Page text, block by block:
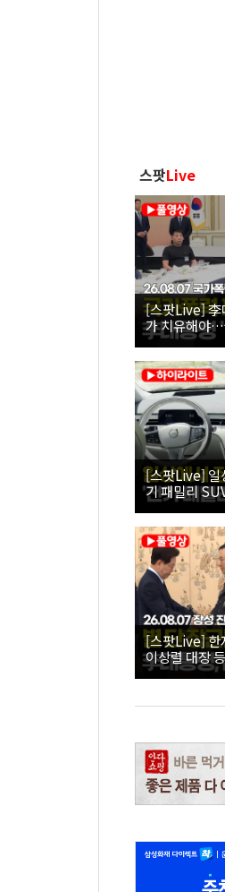
스팟Live
[스팟Live] 李
가 치유해야
26.08.07 국
[스팟Live] 일
기 패밀리
[스팟Live] 한
이상렬 대장
직접 수여｜